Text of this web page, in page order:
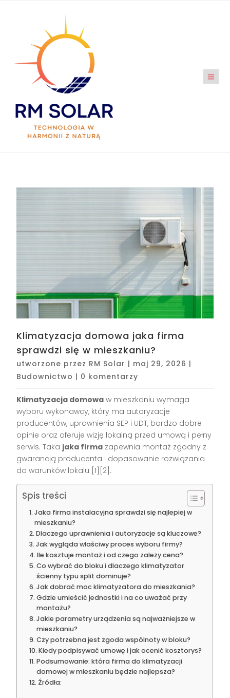
Klimatyzacja domowa jaka firma
sprawdzi się w mieszkaniu?
utworzone przez RM Solar | maj 29, 2026 |
Budownictwo | 0 komentarzy
Klimatyzacja domowa w mieszkaniu wymaga
wyboru wykonawcy, który ma autoryzacje
producentów, uprawnienia SEP i UDT, bardzo dobre
opinie oraz oferuje wizję lokalną przed umową i pełny
serwis. Taka jaka firma zapewnia montaż zgodny z
gwarancją producenta i dopasowanie rozwiązania
do warunków lokalu [1][2] .
Spis treści
Jaka firma instalacyjna sprawdzi się najlepiej w
mieszkaniu?
Dlaczego uprawnienia i autoryzacje są kluczowe?
Jak wygląda właściwy proces wyboru firmy?
Ile kosztuje montaż i od czego zależy cena?
Co wybrać do bloku i dlaczego klimatyzator
ścienny typu split dominuje?
Jak dobrać moc klimatyzatora do mieszkania?
Gdzie umieścić jednostki i na co uważać przy
montażu?
Jakie parametry urządzenia są najważniejsze w
mieszkaniu?
Czy potrzebna jest zgoda wspólnoty w bloku?
Kiedy podpisywać umowę i jak ocenić kosztorys?
Podsumowanie: która firma do klimatyzacji
domowej w mieszkaniu będzie najlepsza?
Źródła: